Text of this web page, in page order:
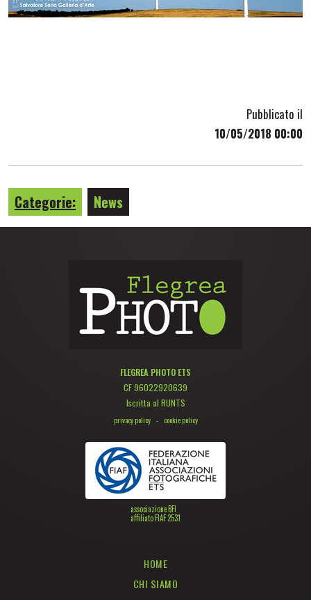
Pubblicato il
10/05/2018 00:00
Categorie: News
FLEGREA PHOTO ETS
CF 96022920639
Iscritta al RUNTS
privacy policy - cookie policy
associazione BFI
affiliato FIAF 2531
HOME
CHI SIAMO